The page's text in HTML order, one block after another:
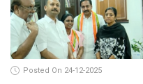
Posted On 24-12-2025